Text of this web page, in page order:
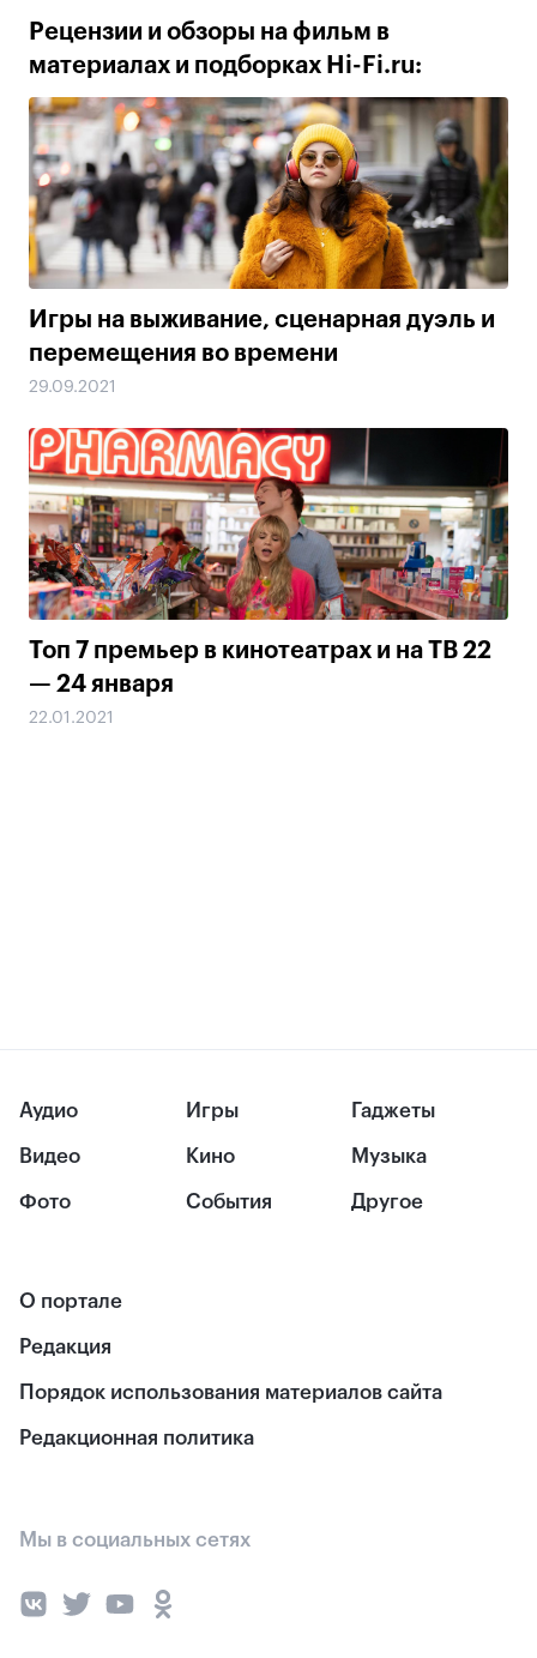
Рецензии и обзоры на фильм в
материалах и подборках Hi-Fi.ru:
Игры на выживание, сценарная дуэль и
перемещения во времени
29.09.2021
Топ 7 премьер в кинотеатрах и на ТВ 22
— 24 января
22.01.2021
Аудио
Видео
Фото
Игры
Кино
События
Гаджеты
Музыка
Другое
О портале
Редакция
Порядок использования материалов сайта
Редакционная политика
Мы в социальных сетях